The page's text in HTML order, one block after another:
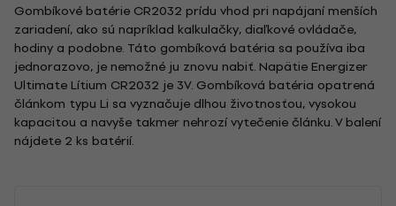
Gombíkové batérie CR2032 prídu vhod pri napájaní menších
zariadení, ako sú napríklad kalkulačky, diaľkové ovládače,
hodiny a podobne. Táto gombíková batéria sa používa iba
jednorazovo, je nemožné ju znovu nabiť. Napätie Energizer
Ultimate Lítium CR2032 je 3V. Gombíková batéria opatrená
článkom typu Li sa vyznačuje dlhou životnosťou, vysokou
kapacitou a navyše takmer nehrozí vytečenie článku. V balení
nájdete 2 ks batérií.